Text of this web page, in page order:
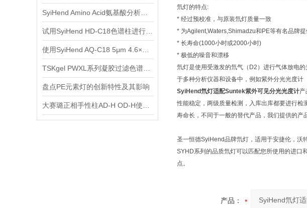
盘点PE元素灯的创新特性及其影响
氘灯的特点:
* 经过预校准，与原装氘灯质量一致
* 为Agilent,Waters,Shimadzu和PE等有名品牌
* 长寿命(1000小时或2000小时)
* 极低的噪音和漂移
氘灯是使用受激发的氘气（D2）进行气体放电
于多种分析仪器和设备中，例如紫外分光光度计
SyiHend氘灯适配Suntek紫外可见分光光度计产
性能稳定，两级质量检测，入库出库都要进行检
寿命长，不同于一般的替代产品，我们提供的产
圣一恒德SyiHend品牌氘灯，适用于安捷伦，沃
SYHD系列的品质氘灯可以匹配您所使用的进口
点。
产品：